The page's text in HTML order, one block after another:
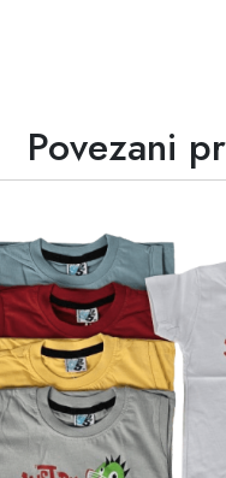
Povezani